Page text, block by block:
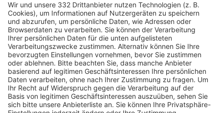
HÄUFIG BESUCHTE SEITEN
Pässe und Vereinswechsel
Trainerausbildung
Schulungsangebot Vereinsmitarbeiter
BFV-Geschäftsstellen
Trainerbörse
Login SpielPlus